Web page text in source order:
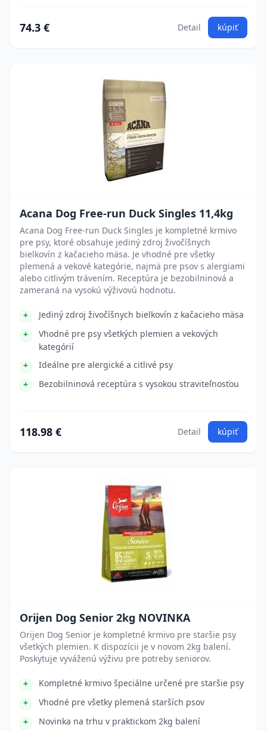
74.3 € Detail kúpiť
Acana Dog Free-run Duck Singles 11,4kg
Acana Dog Free-run Duck Singles je kompletné krmivo
pre psy, ktoré obsahuje jediný zdroj živočíšnych
bielkovín z kačacieho mäsa. Je vhodné pre všetky
plemená a vekové kategórie, najmä pre psov s alergiami
alebo citlivým trávením. Receptúra je bezobilninová a
zameraná na vysokú výživovú hodnotu.
Jediný zdroj živočíšnych bielkovín z kačacieho mäsa
Vhodné pre psy všetkých plemien a vekových
kategórií
Ideálne pre alergické a citlivé psy
Bezobilninová receptúra s vysokou straviteľnosťou
118.98 € Detail kúpiť
Orijen Dog Senior 2kg NOVINKA
Orijen Dog Senior je kompletné krmivo pre staršie psy
všetkých plemien. K dispozícii je v novom 2kg balení.
Poskytuje vyváženú výživu pre potreby seniorov.
Kompletné krmivo špeciálne určené pre staršie psy
Vhodné pre všetky plemená starších psov
Novinka na trhu v praktickom 2kg balení